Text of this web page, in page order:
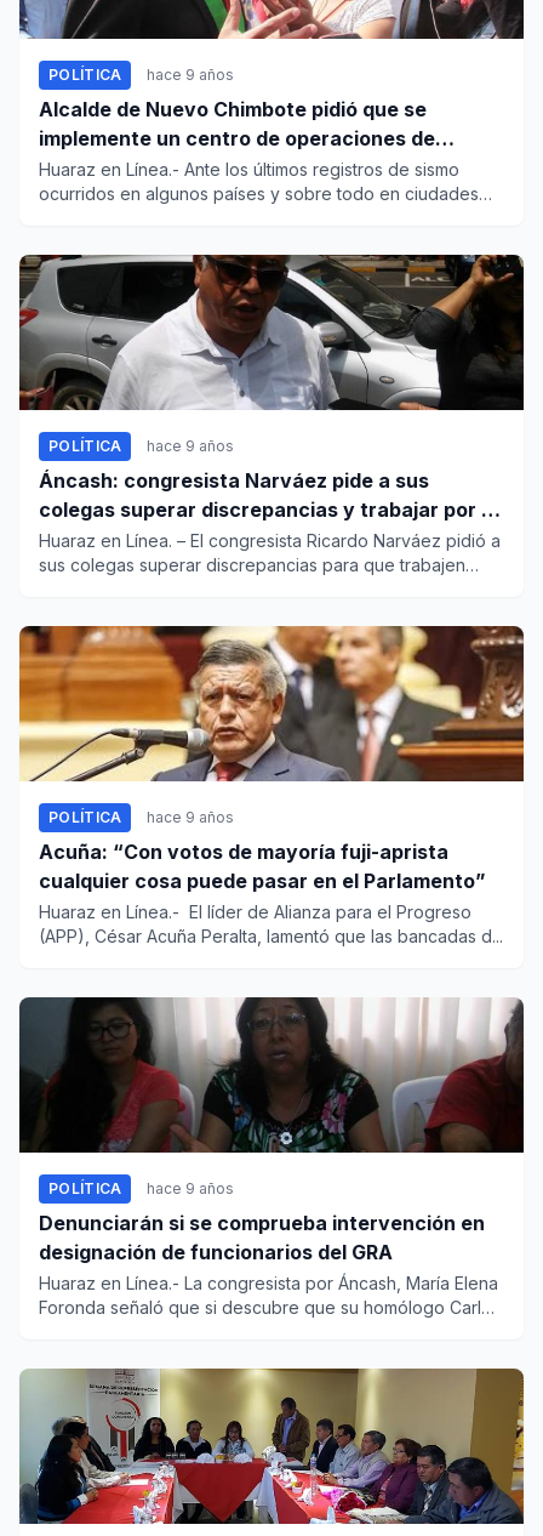
POLÍTICA hace 9 años
Alcalde de Nuevo Chimbote pidió que se
implemente un centro de operaciones de
emergencia en la región
Huaraz en Línea.- Ante los últimos registros de sismo
ocurridos en algunos países y sobre todo en ciudades
POLÍTICA hace 9 años
Áncash: congresista Narváez pide a sus
colegas superar discrepancias y trabajar por la
región
Huaraz en Línea. – El congresista Ricardo Narváez pidió a
sus colegas superar discrepancias para que trabajen
POLÍTICA hace 9 años
Acuña: “Con votos de mayoría fuji-aprista
cualquier cosa puede pasar en el Parlamento”
Huaraz en Línea.- El líder de Alianza para el Progreso
(APP), César Acuña Peralta, lamentó que las bancadas d...
POLÍTICA hace 9 años
Denunciarán si se comprueba intervención en
designación de funcionarios del GRA
Huaraz en Línea.- La congresista por Áncash, María Elena
Foronda señaló que si descubre que su homólogo Carlos